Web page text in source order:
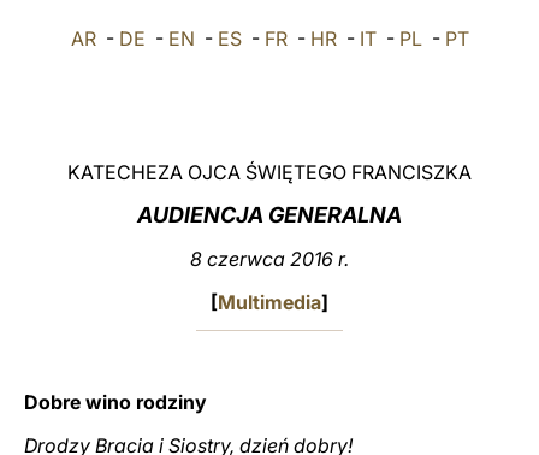
中文
AR- DE - EN - ES- FR- HR- IT- PL- PT
KATECHEZA OJCA ŚWIĘTEGO FRANCISZKA
AUDIENCJA GENERALNA
8 czerwca 2016 r.
[Multimedia]
Dobre wino rodziny
Drodzy Bracia i Siostry, dzień dobry!